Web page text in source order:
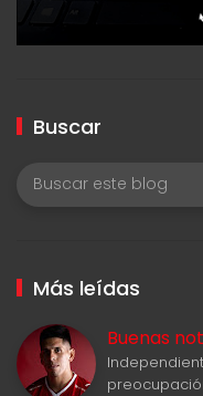
Buscar
Más leídas
Buenas